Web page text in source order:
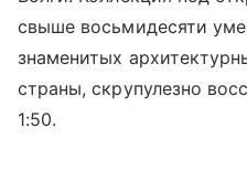
свыше восьмидесяти
знаменитых
страны, скрупулезно
1:50.